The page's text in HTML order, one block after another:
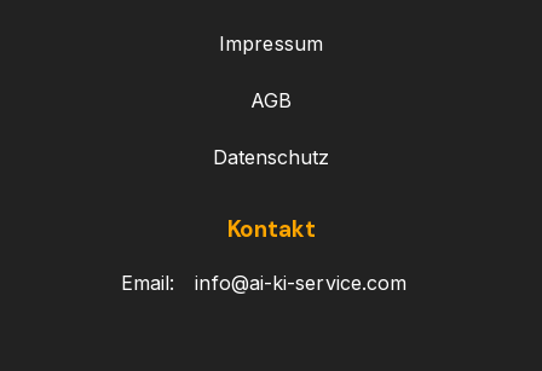
Impressum
AGB
Datenschutz
Kontakt
Email: info@ai-ki-service.com